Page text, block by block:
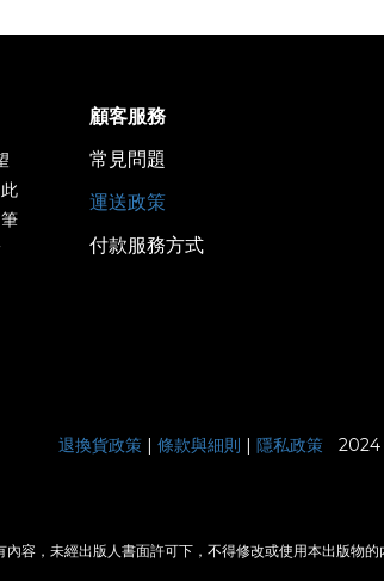
顧客服務
常見問題
運送政策
付款服務方式
退換貨政策 | 條款與細則 | 隱私政策 2024
內容，未經出版人書面許可下，不得修改或使用本出版物